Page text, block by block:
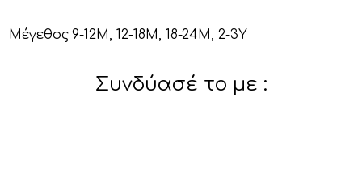
Μέγεθος 9-12Μ, 12-18Μ, 18-24Μ, 2-3Y
Συνδύασέ το με :